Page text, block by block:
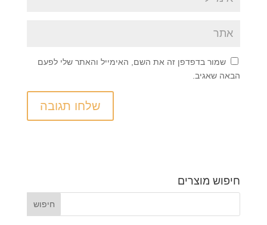
שמור בדפדפן זה את השם, האימייל והאתר שלי לפעם
הבאה שאגיב.
חיפוש מוצרים